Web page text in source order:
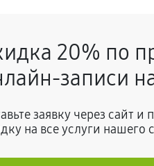
630 руб20% по
записи
заявку через сайт
на все услуги нашего